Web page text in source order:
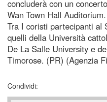
concluderà con un
Wan Town Hall Auditorium.
Tra I coristi partecipanti al
quelli della Università
De La Salle University e
Timorose. (PR) (Agenzia
Condividi: